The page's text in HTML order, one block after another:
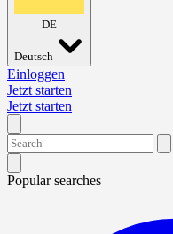
DE
Deutsch
Einloggen
Jetzt starten
Jetzt starten
Popular searches